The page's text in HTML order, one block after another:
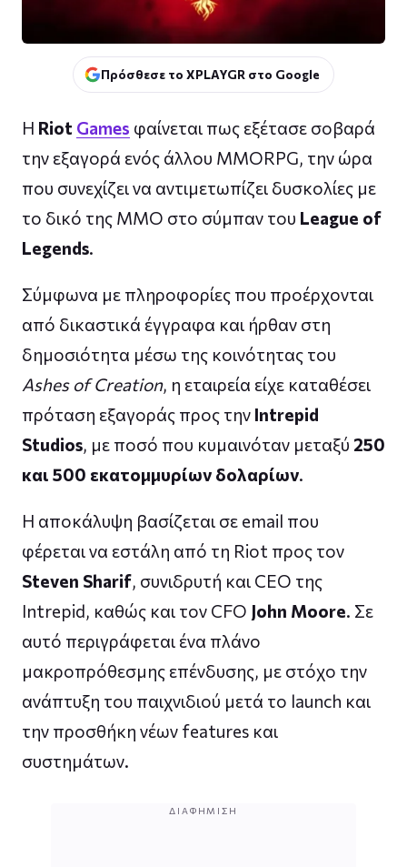
Πρόσθεσε το XPLAYGR στο Google
Η Riot Games φαίνεται πως εξέτασε σοβαρά
την εξαγορά ενός άλλου MMORPG, την ώρα
που συνεχίζει να αντιμετωπίζει δυσκολίες με
το δικό της MMO στο σύμπαν του League of
Legends.
Σύμφωνα με πληροφορίες που προέρχονται
από δικαστικά έγγραφα και ήρθαν στη
δημοσιότητα μέσω της κοινότητας του
Ashes of Creation, η εταιρεία είχε καταθέσει
πρόταση εξαγοράς προς την Intrepid
Studios, με ποσό που κυμαινόταν μεταξύ 250
και 500 εκατομμυρίων δολαρίων.
Η αποκάλυψη βασίζεται σε email που
φέρεται να εστάλη από τη Riot προς τον
Steven Sharif, συνιδρυτή και CEO της
Intrepid, καθώς και τον CFO John Moore. Σε
αυτό περιγράφεται ένα πλάνο
μακροπρόθεσμης επένδυσης, με στόχο την
ανάπτυξη του παιχνιδιού μετά το launch και
την προσθήκη νέων features και
συστημάτων.
ΔΙΑΦΉΜΙΣΗ